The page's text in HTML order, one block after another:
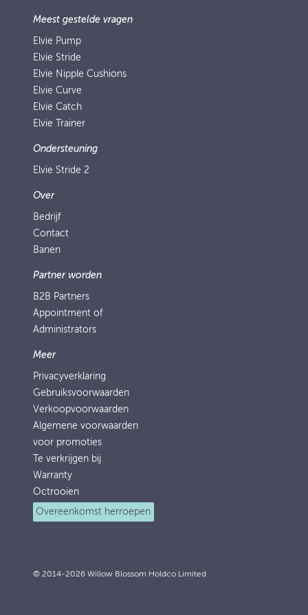
Meest gestelde vragen
Elvie Pump
Elvie Stride
Elvie Nipple Cushions
Elvie Curve
Elvie Catch
Elvie Trainer
Ondersteuning
Elvie Stride 2
Over
Bedrijf
Contact
Banen
Partner worden
B2B Partners
Appointment of
Administrators
Meer
Privacyverklaring
Gebruiksvoorwaarden
Verkoopvoorwaarden
Algemene voorwaarden
voor promoties
Te verkrijgen bij
Warranty
Octrooien
Overeenkomst herroepen
© 2014-2026 Willow Blossom Holdco Limited